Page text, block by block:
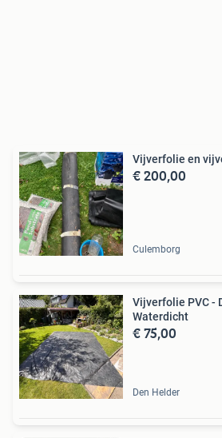
Vijverfolie en
€ 200,00
Culemborg
Vijverfolie PVC -
Waterdicht
€ 75,00
Den Helder